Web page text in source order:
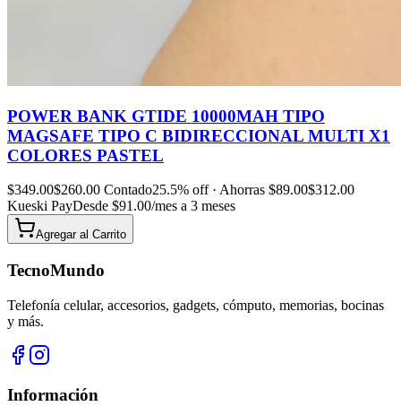
POWER BANK GTIDE 10000MAH TIPO
MAGSAFE TIPO C BIDIRECCIONAL MULTI X1
COLORES PASTEL
$349.00$260.00 Contado25.5% off · Ahorras $89.00$312.00
Kueski PayDesde $91.00/mes a 3 meses
Agregar al Carrito
TecnoMundo
Telefonía celular, accesorios, gadgets, cómputo, memorias, bocinas
y más.
Información